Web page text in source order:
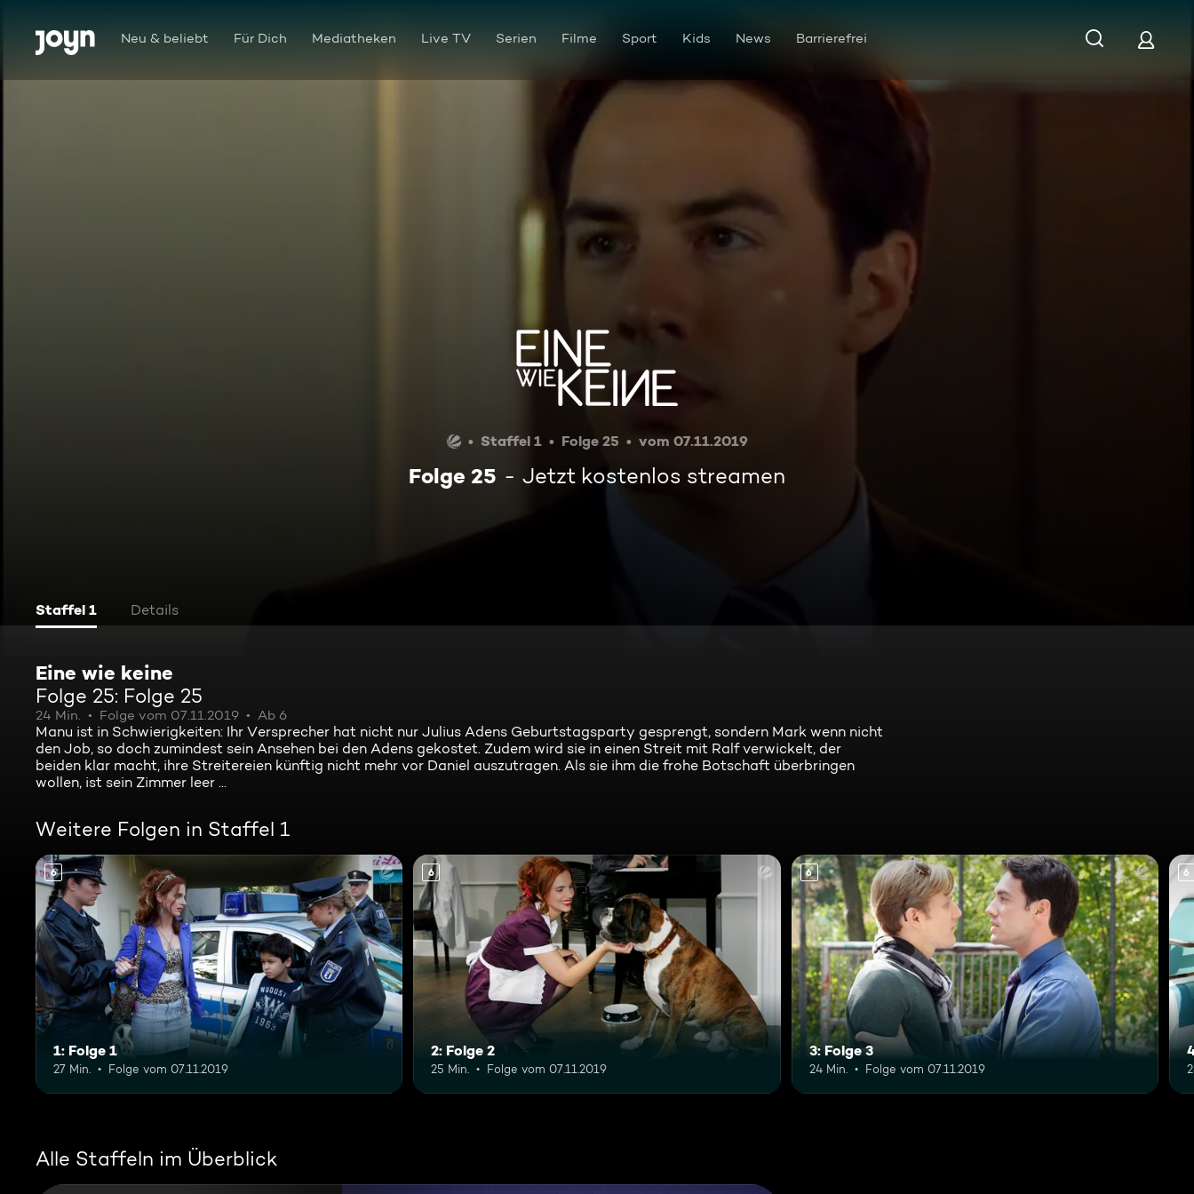
Zum Inhalt springen
Barrierefrei Neu & beliebt Für Dich Mediatheken Live TV Serien Filme Sport Kids News Barrierefrei
Folge 25
Staffel 1 Folge 25 vom 07.11.2019
Folge 25 Jetzt kostenlos streamen
Staffel 1 Details
Eine wie keine
Folge 25: Folge 25
24 Min. Folge vom 07.11.2019 Ab 6
Manu ist in Schwierigkeiten: Ihr Versprecher hat nicht nur Julius Adens Geburtstagsparty gesprengt, sondern Mark wenn nicht
den Job, so doch zumindest sein Ansehen bei den Adens gekostet. Zudem wird sie in einen Streit mit Ralf verwickelt, der
beiden klar macht, ihre Streitereien künftig nicht mehr vor Daniel auszutragen. Als sie ihm die frohe Botschaft überbringen
wollen, ist sein Zimmer leer ...
Weitere Folgen in Staffel 1
6
1: Folge 1
27 Min. Folge vom 07.11.2019
6
2: Folge 2
25 Min. Folge vom 07.11.2019
6
3: Folge 3
24 Min. Folge vom 07.11.2019
6
Alle Staffeln im Überblick